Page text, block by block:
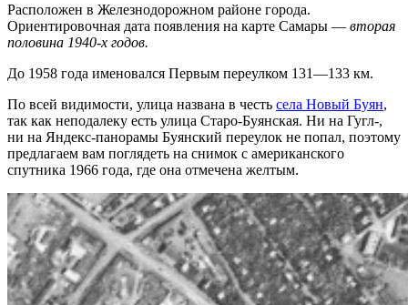
Расположен в Железнодорожном районе города.
Ориентировочная дата появления на карте Самары — вторая
половина 1940-х годов.
До 1958 года именовался Первым переулком 131—133 км.
По всей видимости, улица названа в честь села Новый Буян,
так как неподалеку есть улица Старо-Буянская. Ни на Гугл-,
ни на Яндекс-панорамы Буянский переулок не попал, поэтому
предлагаем вам поглядеть на снимок с американского
спутника 1966 года, где она отмечена желтым.